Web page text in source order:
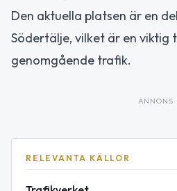
Den aktuella platsen är en
Södertälje, vilket är en
genomgående trafik.
ANNONS
RELEVANTA KÄLLOR